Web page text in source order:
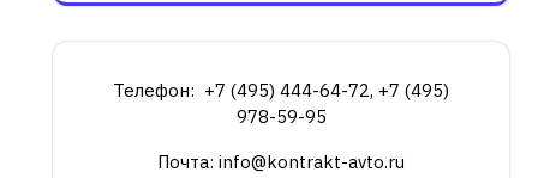
Телефон: +7 (495) 444-64-72, +7 (495)
978-59-95
Почта: info@kontrakt-avto.ru